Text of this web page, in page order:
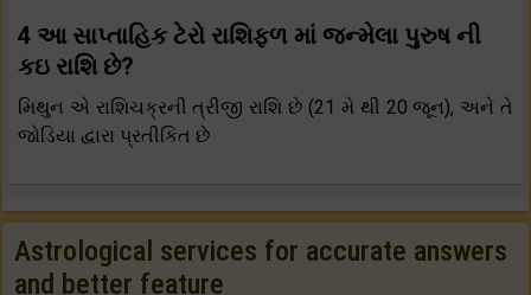
4 આ સાપ્તાહિક ટેરો રાશિફળ માં જન્મેલા પુરુષ ની
કઇ રાશિ છે?
મિથુન એ રાશિચક્રની ત્રીજી રાશિ છે (21 મે થી 20 જૂન), અને તે
જોડિયા દ્વારા પ્રતીકિત છે
Astrological services for accurate answers
and better feature